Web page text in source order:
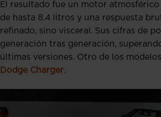
El resultado fue un motor
de hasta 8.4 litros y una respuesta
refinado, sino visceral. Sus cifras de
generación tras generación,
últimas versiones. Otro de los
Dodge Charger.